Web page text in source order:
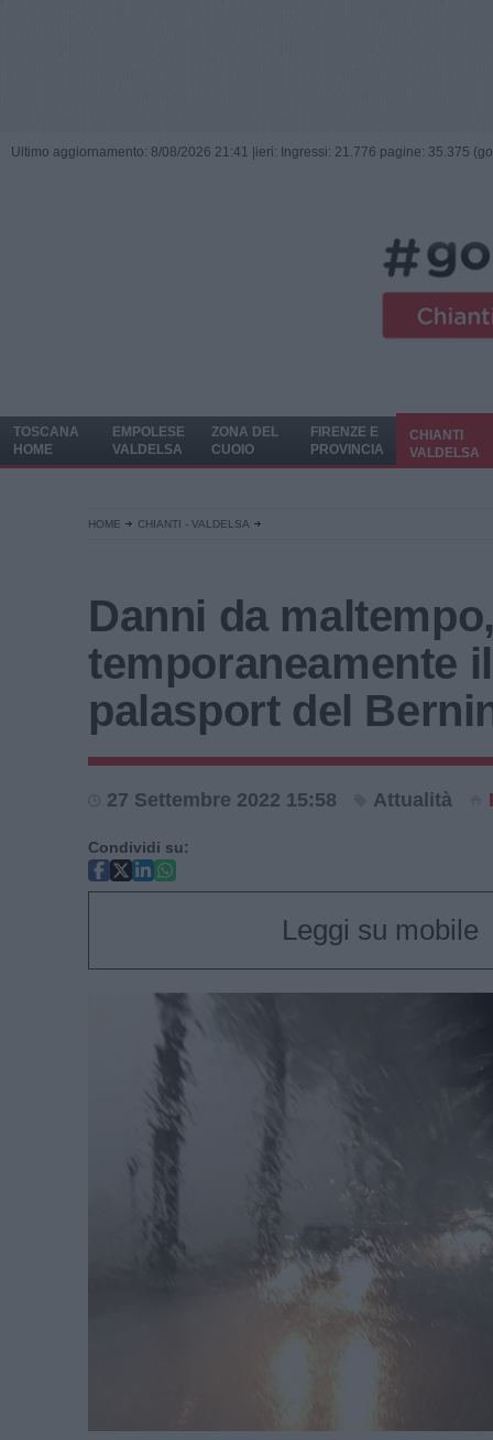
Ultimo aggiornamento: 8/08/2026 21:41 | ieri: Ingressi: 21.776 pagine: 35.375
TOSCANA
HOME
EMPOLESE
VALDELSA
ZONA DEL
CUOIO
FIRENZE E
PROVINCIA
CHIANTI
VALDELSA
HOME CHIANTI - VALDELSA
Danni da
temporaneamente il
palasport del
27 Settembre 2022 15:58 Attualità
Condividi su:
Leggi su mobile